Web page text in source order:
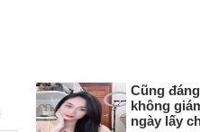
Cũng
không
ngày lấy